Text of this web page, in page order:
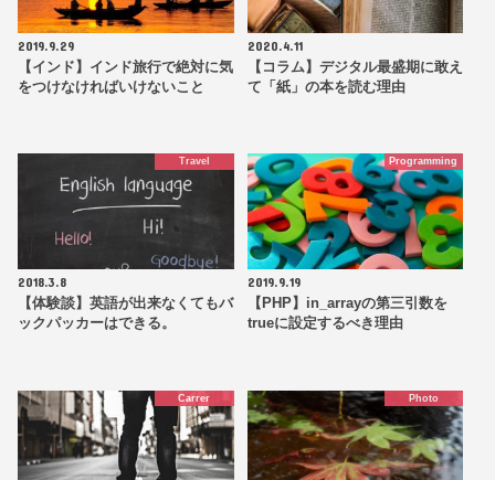
2019.9.29
【インド】インド旅行で絶対に気
をつけなければいけないこと
2020.4.11
【コラム】デジタル最盛期に敢え
て「紙」の本を読む理由
Travel
2018.3.8
【体験談】英語が出来なくてもバ
ックパッカーはできる。
Programming
2019.9.19
【PHP】in_arrayの第三引数を
trueに設定するべき理由
Carrer Photo